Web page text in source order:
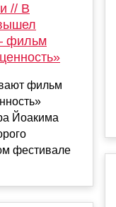
// В
фильм
фильм
Йоакима
фестивале